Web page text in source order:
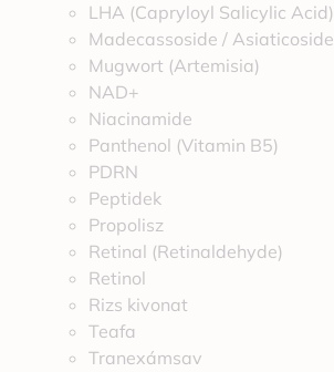
LHA (Capryloyl Salicylic Acid)
Madecassoside / Asiaticoside
Mugwort (Artemisia)
NAD+
Niacinamide
Panthenol (Vitamin B5)
PDRN
Peptidek
Propolisz
Retinal (Retinaldehyde)
Retinol
Rizs kivonat
Teafa
Tranexámsav